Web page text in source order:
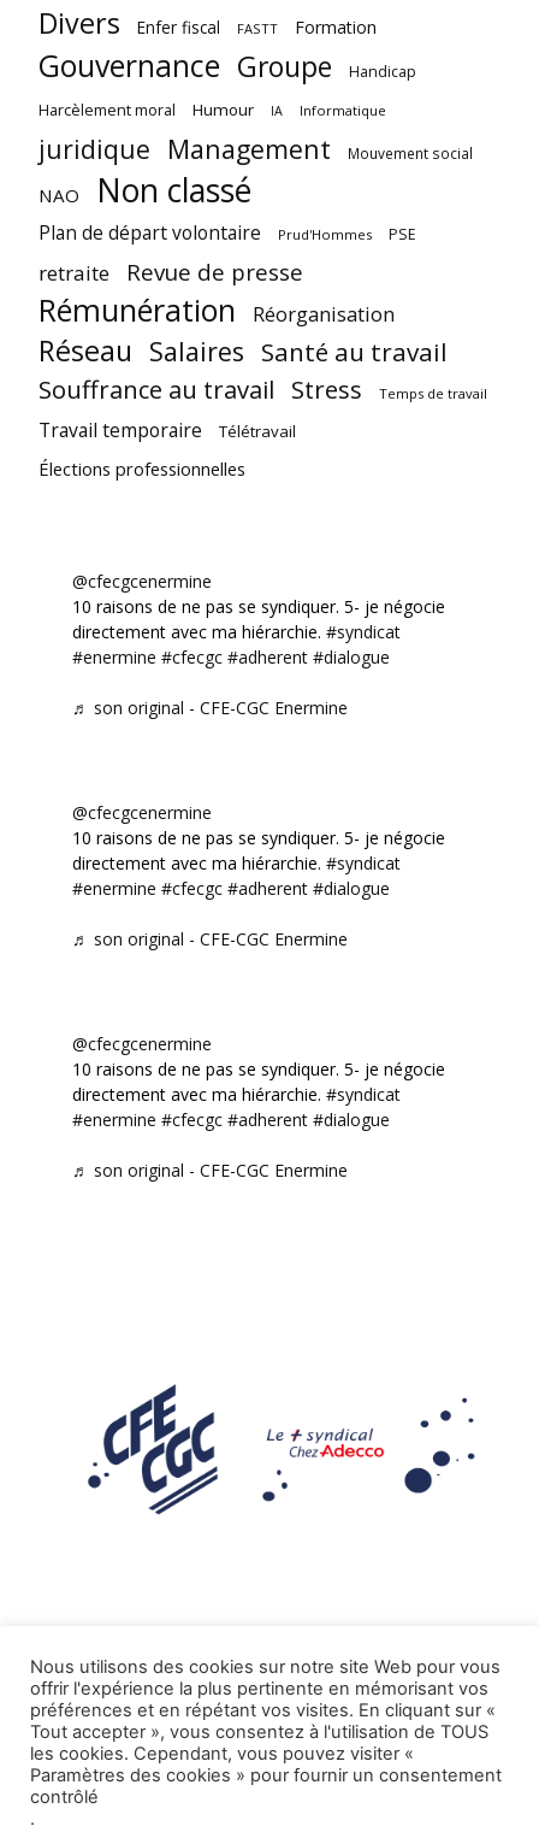
Divers Enfer fiscal FASTT Formation
Gouvernance Groupe Handicap
Harcèlement moral Humour IA Informatique
juridique Management Mouvement social
NAO Non classé
Plan de départ volontaire Prud'Hommes PSE
retraite Revue de presse
Rémunération Réorganisation
Réseau Salaires Santé au travail
Souffrance au travail Stress Temps de travail
Travail temporaire Télétravail
Élections professionnelles
@cfecgcenermine
10 raisons de ne pas se syndiquer. 5- je négocie
directement avec ma hiérarchie. #syndicat
#enermine #cfecgc #adherent #dialogue
♬ son original - CFE-CGC Enermine
@cfecgcenermine
10 raisons de ne pas se syndiquer. 5- je négocie
directement avec ma hiérarchie. #syndicat
#enermine #cfecgc #adherent #dialogue
♬ son original - CFE-CGC Enermine
@cfecgcenermine
10 raisons de ne pas se syndiquer. 5- je négocie
directement avec ma hiérarchie. #syndicat
#enermine #cfecgc #adherent #dialogue
♬ son original - CFE-CGC Enermine
Mentions légales
Tous droits réservés CFE-CGC ADECCO.
Nous utilisons des cookies sur notre site Web pour vous
offrir l'expérience la plus pertinente en mémorisant vos
préférences et en répétant vos visites. En cliquant sur «
Tout accepter », vous consentez à l'utilisation de TOUS
les cookies. Cependant, vous pouvez visiter «
Paramètres des cookies » pour fournir un consentement
contrôlé
.